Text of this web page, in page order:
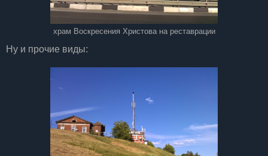
храм Воскресения Христова на реставрации
Ну и прочие виды: